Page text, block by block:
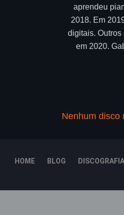
aprendeu
2018. Em
digitais. Outros
em 2020.
Nenhum disco
HOME BLOG DISCOGRAFIA